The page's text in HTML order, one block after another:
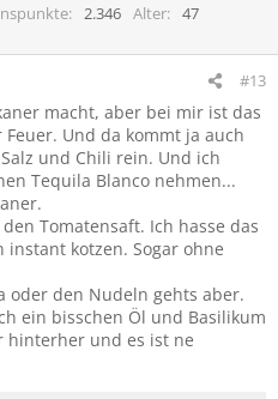
2.346 Alter
47
#13
macht, aber bei mir ist das
Und da kommt ja auch
und Chili rein. Und ich
Tequila Blanco nehmen...
Tomatensaft. Ich hasse das
kotzen. Sogar ohne
oder den Nudeln gehts aber.
ein bisschen Öl und Basilikum
hinterher und es ist ne